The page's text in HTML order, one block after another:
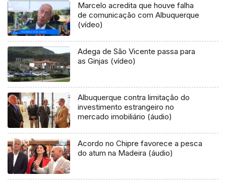
Marcelo acredita que houve falha
de comunicação com Albuquerque
(vídeo)
Adega de São Vicente passa para
as Ginjas (vídeo)
Albuquerque contra limitação do
investimento estrangeiro no
mercado imobiliário (áudio)
Acordo no Chipre favorece a pesca
do atum na Madeira (áudio)